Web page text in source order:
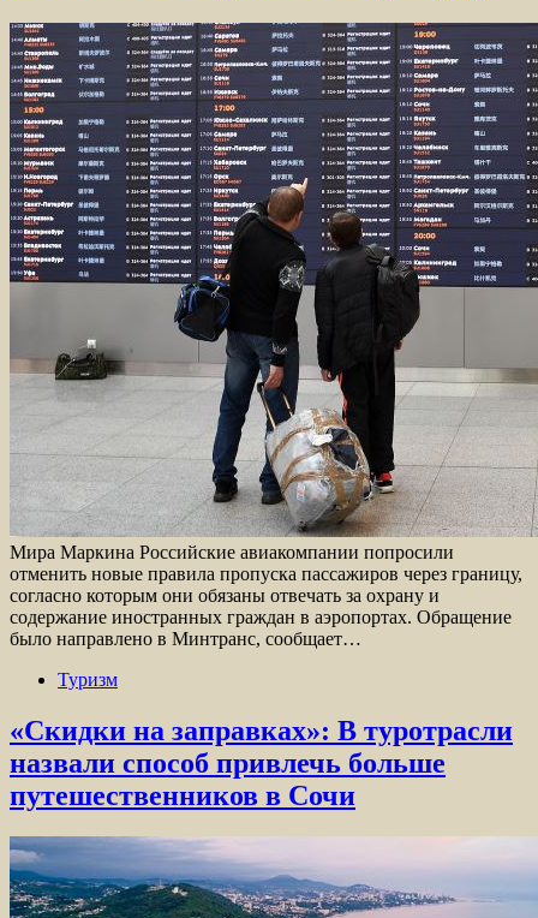
Мира Маркина Российские авиакомпании попросили
отменить новые правила пропуска пассажиров через границу,
согласно которым они обязаны отвечать за охрану и
содержание иностранных граждан в аэропортах. Обращение
было направлено в Минтранс, сообщает…
Туризм
«Скидки на заправках»: В туротрасли
назвали способ привлечь больше
путешественников в Сочи